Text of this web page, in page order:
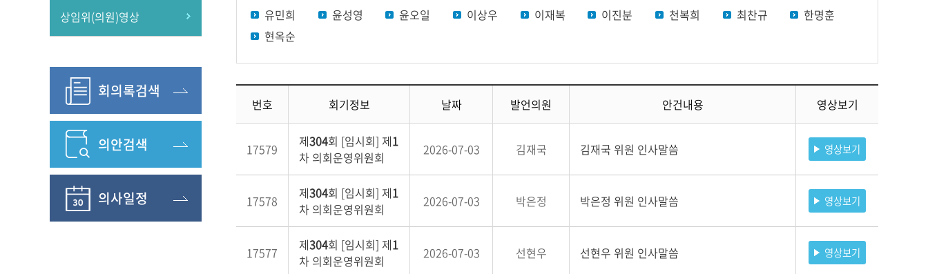
상임위(의원)영상
회의록검색
의안검색
의사일정
유민희
윤성영 윤오일 이상우 이재복 이진분 천복희 최찬규
한명훈
현옥순
번호 회기정보 날짜 발언의원 안건내용 영상보기
17579 제304회 [임시회] 제1
차 의회운영위원회
2026-07-03 김재국 김재국 위원 인사말씀 영상보기
17578 제304회 [임시회] 제1
차 의회운영위원회
2026-07-03 박은정 박은정 위원 인사말씀 영상보기
17577 제304회 [임시회] 제1
차 의회운영위원회
2026-07-03 선현우 선현우 위원 인사말씀 영상보기